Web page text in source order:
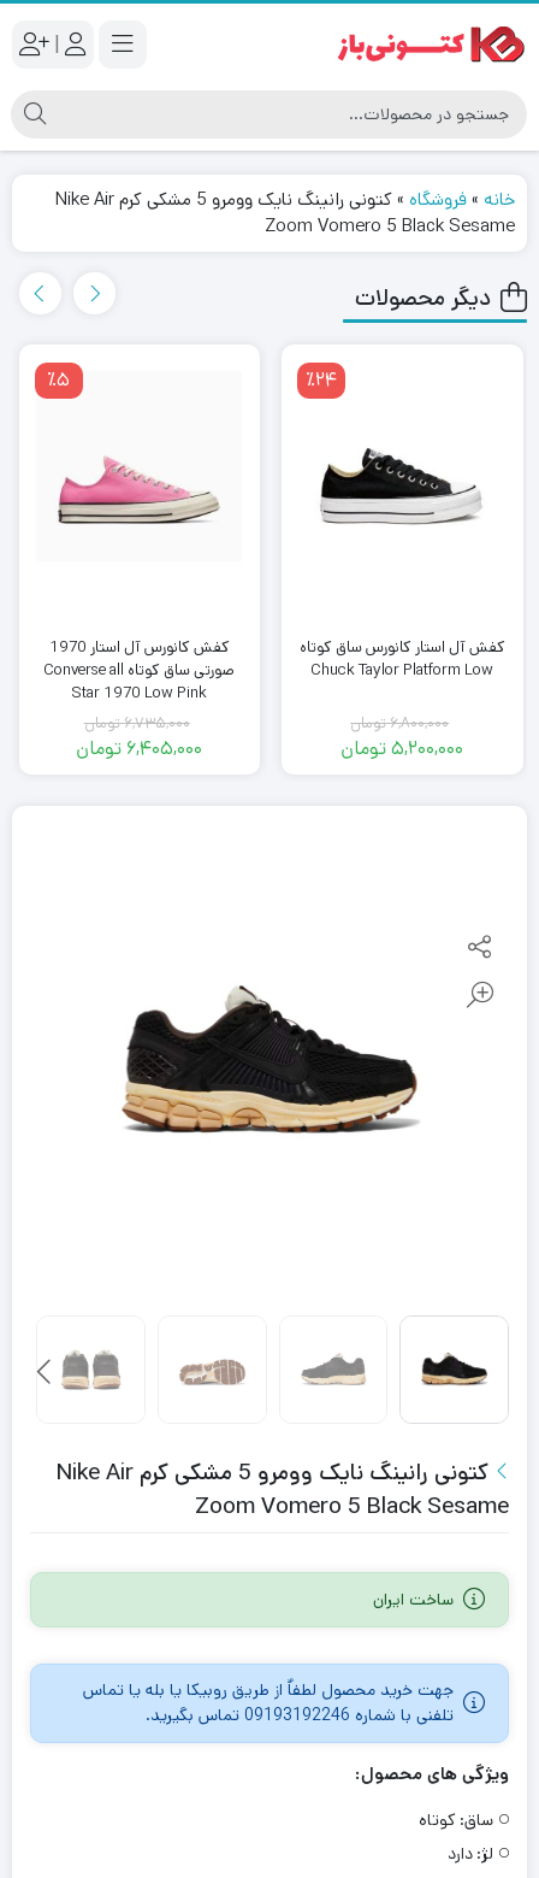
|
خانه »فروشگاه »
کتونی رانینگ نایک وومرو 5 مشکی کرم Nike Air
Zoom Vomero 5 Black Sesame
دیگر محصولات
٪24
کفش آل استار کانورس ساق کوتاه
Chuck Taylor Platform Low
6,800,000تومان
قیمت5,200,000تومان
٪5
کفش کانورس آل استار 1970
صورتی ساق کوتاه Converse all
Star 1970 Low Pink
6,735,000تومان
قیمت6,405,000 تومان
کتونی رانینگ نایک وومرو 5 مشکی کرم Nike Air
Zoom Vomero 5 Black Sesame
ساخت ایران
جهت خرید محصول لطفاٌ از طریق روبیکا یا بله یا تماس
تلفنی با شماره 09193192246 تماس بگیرید.
ویژگی های محصول:
ساق: کوتاه
لژ: دارد